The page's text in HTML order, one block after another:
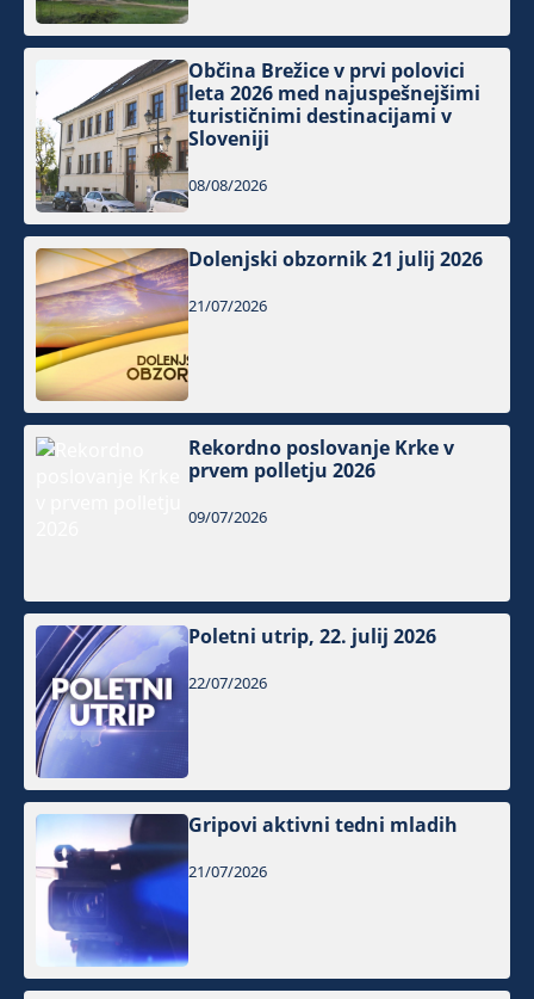
Občina Brežice v prvi polovici
leta 2026 med najuspešnejšimi
turističnimi destinacijami v
Sloveniji
08/08/2026
Dolenjski obzornik 21 julij 2026
21/07/2026
Rekordno poslovanje Krke v
prvem polletju 2026
09/07/2026
Poletni utrip, 22. julij 2026
22/07/2026
Gripovi aktivni tedni mladih
21/07/2026